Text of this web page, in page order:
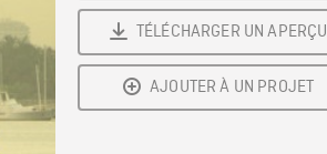
TÉLÉCHARGER UN APERÇU
AJOUTER À UN PROJET